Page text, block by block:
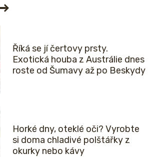
Říká se jí čertovy prsty.
Exotická houba z Austrálie dnes
roste od Šumavy až po Beskydy
Horké dny, oteklé oči? Vyrobte
si doma chladivé polštářky z
okurky nebo kávy